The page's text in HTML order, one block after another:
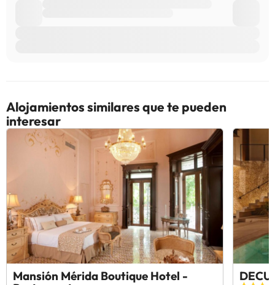
Alojamientos similares que te pueden
interesar
Mansión Mérida Boutique Hotel -